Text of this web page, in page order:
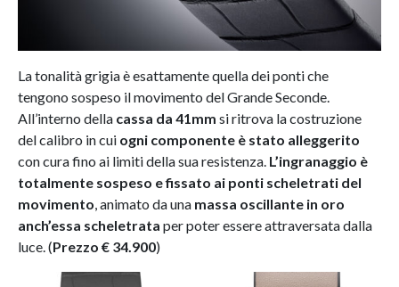
La tonalità grigia è esattamente quella dei ponti che
tengono sospeso il movimento del Grande Seconde.
All’interno della cassa da 41mm si ritrova la costruzione
del calibro in cui ogni componente è stato alleggerito
con cura fino ai limiti della sua resistenza. L’ingranaggio è
totalmente sospeso e fissato ai ponti scheletrati del
movimento, animato da una massa oscillante in oro
anch’essa scheletrata per poter essere attraversata dalla
luce. (Prezzo € 34.900)